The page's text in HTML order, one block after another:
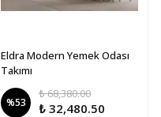
Eldra Modern Yemek Odası
Takımı
%53
₺ 68,380.00
₺ 32,480.50